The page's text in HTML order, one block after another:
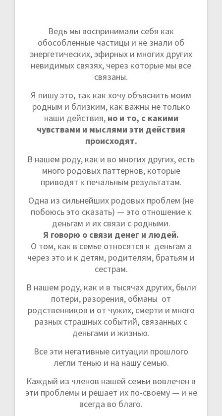
Ведь мы воспринимали себя как
обособленные частицы и не знали об
энергетических, эфирных и многих других
невидимых связях, через которые мы все
связаны.
Я пишу это, так как хочу объяснить моим
родным и близким, как важны не только
наши действия, но и то, с какими
чувствами и мыслями эти действия
происходят.
В нашем роду, как и во многих других, есть
много родовых паттернов, которые
приводят к печальным результатам.
Одна из сильнейших родовых проблем (не
побоюсь это сказать) — это отношение к
деньгам и их связи с родными.
Я говорю о связи денег и людей.
О том, как в семье относятся к деньгам а
через это и к детям, родителям, братьям и
сестрам.
В нашем роду, как и в тысячах других, были
потери, разорения, обманы от
родственников и от чужих, смерти и много
разных страшных событий, связанных с
деньгами и жизнью.
Все эти негативные ситуации прошлого
легли тенью и на нашу семью.
Каждый из членов нашей семьи вовлечен в
эти проблемы и решает их по-своему — и не
всегда во благо.